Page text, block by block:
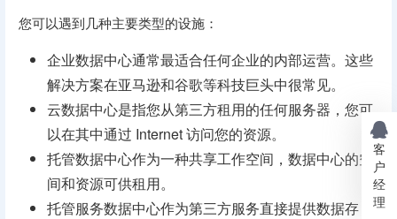
您可以遇到几种主要类型的设施：
企业数据中心通常最适合任何企业的内部运营。这些
解决方案在亚马逊和谷歌等科技巨头中很常见。
云数据中心是指您从第三方租用的任何服务器，您可
以在其中通过 Internet 访问您的资源。
托管数据中心作为一种共享工作空间，数据中心的空
间和资源可供租用。
托管服务数据中心作为第三方服务直接提供数据存
客
户
经
理